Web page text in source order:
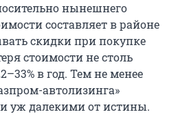
нынешнего
составляет в районе
скидки при покупке
стоимости не столь
в год. Тем не менее
автолизинга»
уж далекими от истины.